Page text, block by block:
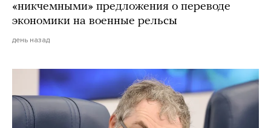
«никчемными» предложения о переводе
экономики на военные рельсы
день назад